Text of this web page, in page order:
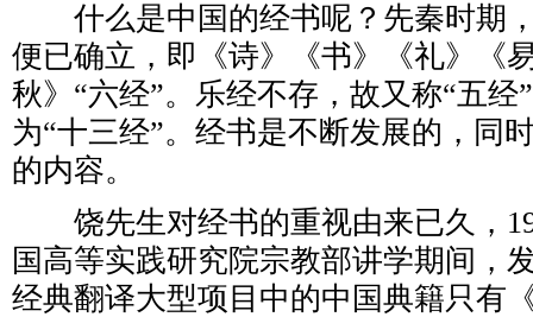
什么是中国的经书呢？先秦时期
便已确立，即《诗》《书》《礼》《
秋》“六经”。乐经不存，故又称“五经
为“十三经”。经书是不断发展的，同
的内容。
饶先生对经书的重视由来已久，
国高等实践研究院宗教部讲学期间，
经典翻译大型项目中的中国典籍只有